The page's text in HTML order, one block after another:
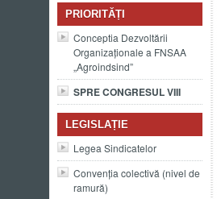
PRIORITĂȚI
Conceptia Dezvoltării
Organizaționale a FNSAA
„Agroindsind”
SPRE CONGRESUL VIII
LEGISLAȚIE
Legea Sindicatelor
Convenția colectivă (nivel de
ramură)